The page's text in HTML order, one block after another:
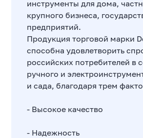
инструменты для дома,
крупного бизнеса,
предприятий.
Продукция торговой марки
способна удовлетворить
российских потребителей в
ручного и
и сада, благодаря трем
- Высокое качество
- Надежность